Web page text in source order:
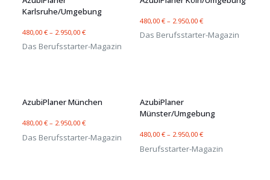
Karlsruhe/Umgebung
480,00 €– 2.950,00 €
Das Berufsstarter-Magazin
480,00 €– 2.950,00 €
Das Berufsstarter-Magazin
AzubiPlaner München
480,00 €– 2.950,00 €
Das Berufsstarter-Magazin
AzubiPlaner
Münster/Umgebung
480,00 €– 2.950,00 €
Berufsstarter-Magazin